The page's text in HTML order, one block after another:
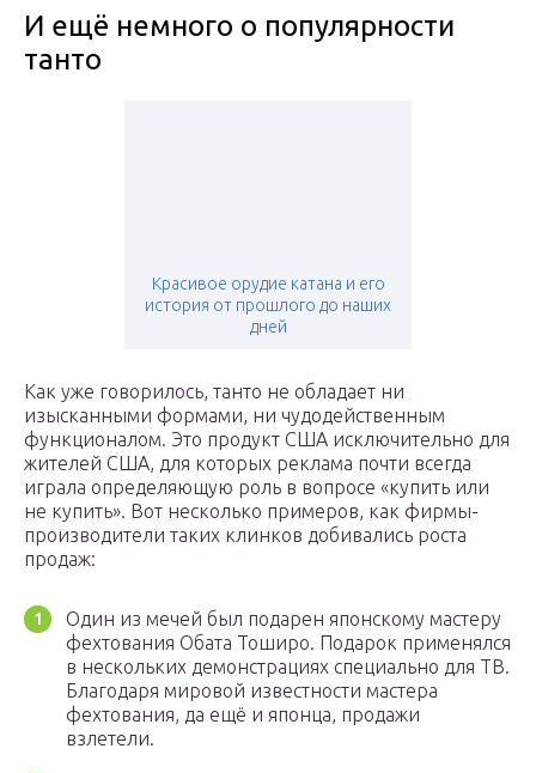
И ещё немного о популярности
танто
Красивое орудие катана и его
история от прошлого до наших
дней
Как уже говорилось, танто не обладает ни
изысканными формами, ни чудодейственным
функционалом. Это продукт США исключительно для
жителей США, для которых реклама почти всегда
играла определяющую роль в вопросе «купить или
не купить». Вот несколько примеров, как фирмы-
производители таких клинков добивались роста
продаж:
Один из мечей был подарен японскому мастеру
фехтования Обата Тоширо. Подарок применялся
в нескольких демонстрациях специально для ТВ.
Благодаря мировой известности мастера
фехтования, да ещё и японца, продажи
взлетели.